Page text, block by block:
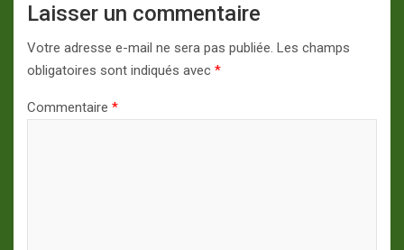
Laisser un commentaire
Votre adresse e-mail ne sera pas publiée. Les champs
obligatoires sont indiqués avec *
Commentaire *